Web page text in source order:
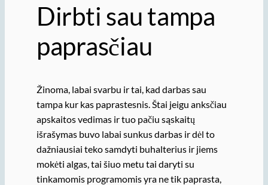
Dirbti sau tampa
paprasčiau
Žinoma, labai svarbu ir tai, kad darbas sau
tampa kur kas paprastesnis. Štai jeigu anksčiau
apskaitos vedimas ir tuo pačiu sąskaitų
išrašymas buvo labai sunkus darbas ir dėl to
dažniausiai teko samdyti buhalterius ir jiems
mokėti algas, tai šiuo metu tai daryti su
tinkamomis programomis yra ne tik paprasta,